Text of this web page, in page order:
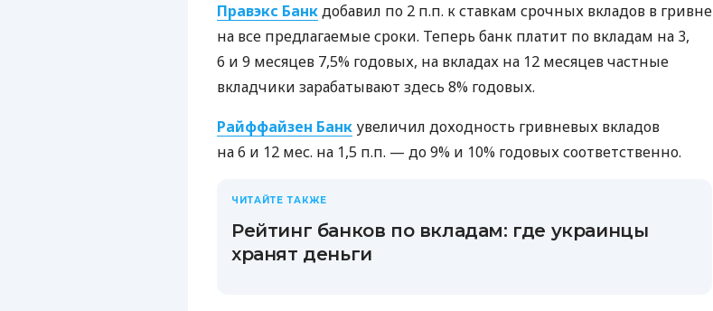
Правэкс Банкдобавил по 2 п.п. к ставкам срочных вкладов в гривне
на все предлагаемые сроки. Теперь банк платит по вкладам на 3,
6 и 9 месяцев 7,5% годовых, на вкладах на 12 месяцев частные
вкладчики зарабатывают здесь 8% годовых.
Райффайзен Банк увеличил доходность гривневых вкладов
на 6 и 12 мес. на 1,5 п.п. — до 9% и 10% годовых соответственно.
ЧИТАЙТЕ ТАКЖЕ
Рейтинг банков по вкладам: где украинцы
хранят деньги